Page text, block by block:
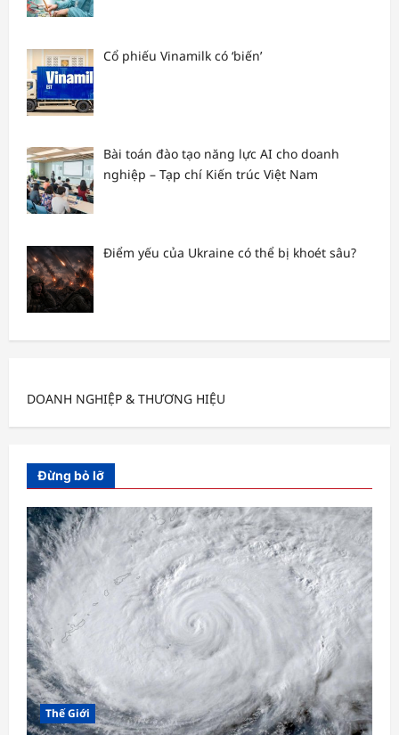
Cổ phiếu Vinamilk có ‘biến’
Bài toán đào tạo năng lực AI cho doanh
nghiệp – Tạp chí Kiến trúc Việt Nam
Điểm yếu của Ukraine có thể bị khoét sâu?
DOANH NGHIỆP & THƯƠNG HIỆU
Đừng bỏ lỡ
Thế Giới